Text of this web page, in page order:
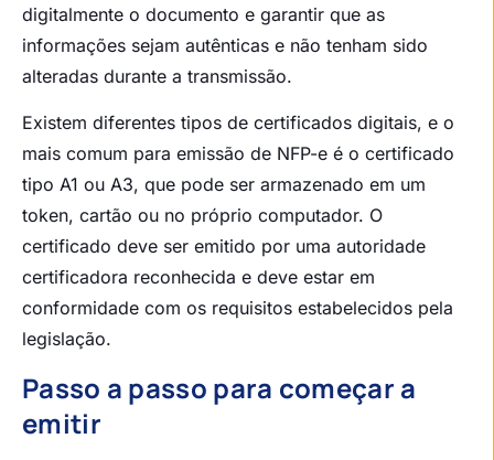
digitalmente o documento e garantir que as
informações sejam autênticas e não tenham sido
alteradas durante a transmissão.
Existem diferentes tipos de certificados digitais, e o
mais comum para emissão de NFP-e é o certificado
tipo A1 ou A3, que pode ser armazenado em um
token, cartão ou no próprio computador. O
certificado deve ser emitido por uma autoridade
certificadora reconhecida e deve estar em
conformidade com os requisitos estabelecidos pela
legislação.
Passo a passo para começar a
emitir